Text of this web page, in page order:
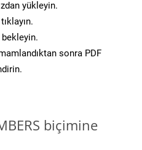
yükleyin.
sonra PDF
biçimine